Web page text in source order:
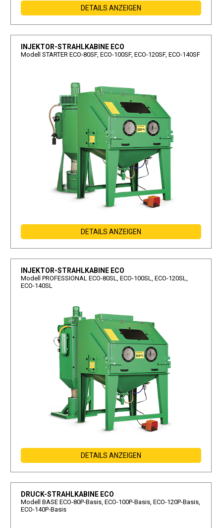
DETAILS ANZEIGEN
INJEKTOR-STRAHLKABINE ECO
Modell STARTER ECO-80SF, ECO-100SF, ECO-120SF, ECO-140SF
DETAILS ANZEIGEN
INJEKTOR-STRAHLKABINE ECO
Modell PROFESSIONAL ECO-80SL, ECO-100SL, ECO-120SL,
ECO-140SL
DETAILS ANZEIGEN
DRUCK-STRAHLKABINE ECO
Modell BASE ECO-80P-Basis, ECO-100P-Basis, ECO-120P-Basis,
ECO-140P-Basis